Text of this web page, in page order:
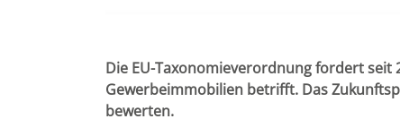
Die EU-Taxonomieverordnung fordert seit
Gewerbeimmobilien betrifft. Das
bewerten.